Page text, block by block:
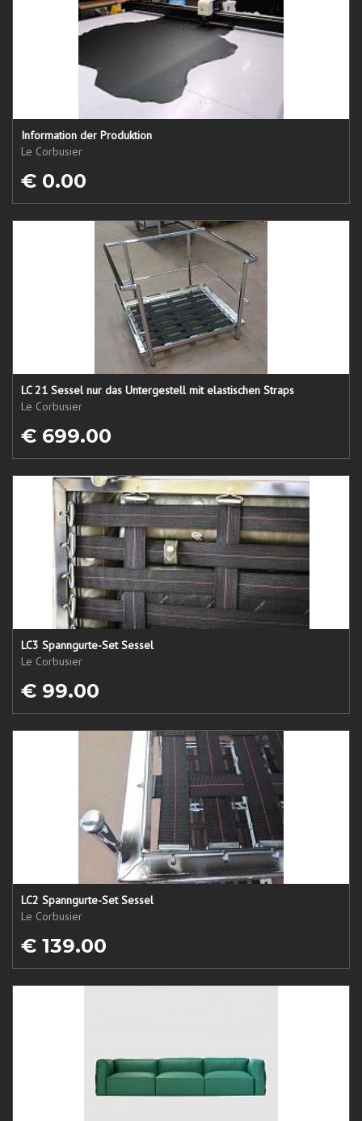
Information der Produktion
Le Corbusier
€ 0.00
LC 21 Sessel nur das Untergestell mit elastischen Straps
Le Corbusier
€ 699.00
LC3 Spanngurte-Set Sessel
Le Corbusier
€ 99.00
LC2 Spanngurte-Set Sessel
Le Corbusier
€ 139.00